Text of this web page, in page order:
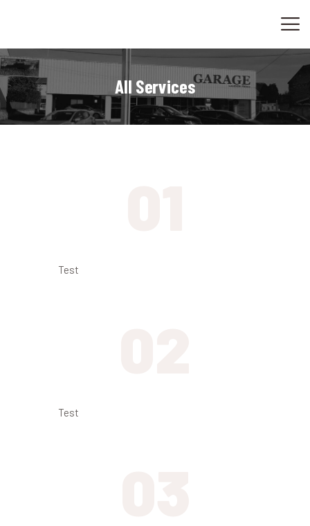
All Services
CONVERSION-OPTIMISATION
CONTACT
Test
Test